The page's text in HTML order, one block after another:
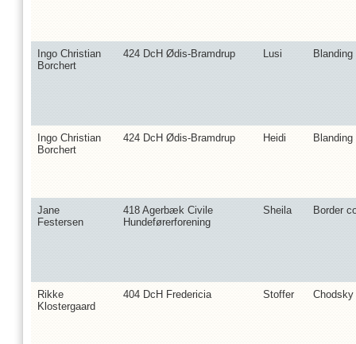
Ingo Christian
Borchert
424 DcH Ødis-Bramdrup Lusi Blanding
Ingo Christian
Borchert
424 DcH Ødis-Bramdrup Heidi Blanding
Jane
Festersen
418 Agerbæk Civile
Hundeførerforening
Sheila Border
Rikke
Klostergaard
404 DcH Fredericia Stoffer Chodsky